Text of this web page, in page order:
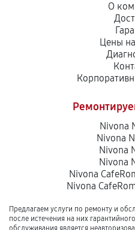
О
Цены
Nivona
Nivona
Nivona
Nivona
Nivona
Nivona
Предлагаем услуги по ремонту и
после истечения на них
обслуживания является